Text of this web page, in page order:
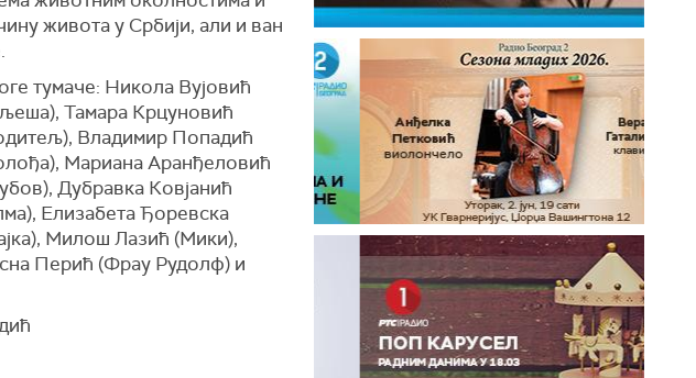
живота у Србији, али и ван
тумаче: Никола Вујовић
Тамара Крцуновић
Владимир Попадић
Мариана Аранђеловић
Дубравка Ковјанић
Елизабета Ђоревска
Милош Лазић (Мики),
Перић (Фрау Рудолф) и